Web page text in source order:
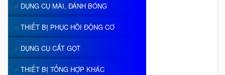
DỤNG CỤ MÀI, ĐÁNH BÓNG
THIẾT BỊ PHỤC HỒI ĐỘNG CƠ
DỤNG CỤ CẮT GỌT
THIẾT BỊ TỔNG HỢP KHÁC